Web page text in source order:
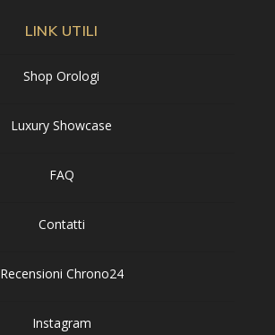
LINK UTILI
Shop Orologi
Luxury Showcase
FAQ
Contatti
Recensioni Chrono24
Instagram